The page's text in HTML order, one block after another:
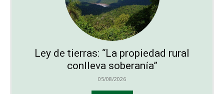
Ley de tierras: “La propiedad rural
conlleva soberanía”
05/08/2026